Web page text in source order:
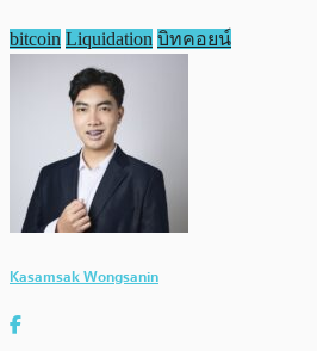
bitcoin Liquidation บิทคอยน์
Kasamsak Wongsanin